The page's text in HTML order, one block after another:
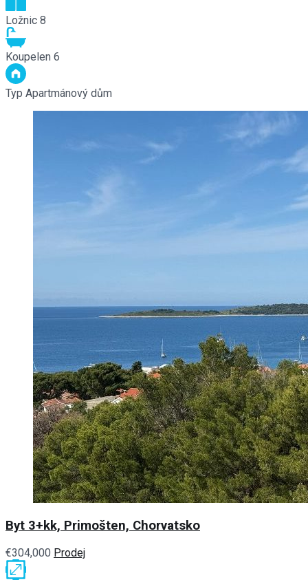
Ložnic 8
Koupelen 6
Typ Apartmánový dům
Byt 3+kk, Primošten, Chorvatsko
€304,000 Prodej